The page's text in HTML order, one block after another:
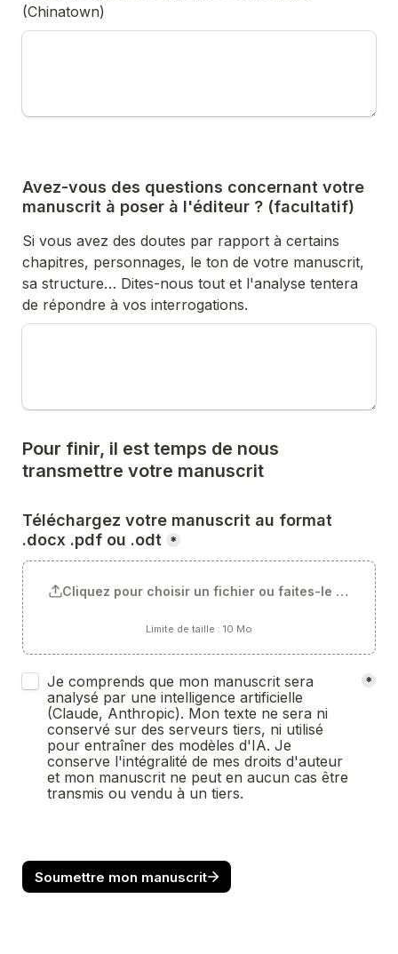
(Chinatown)
Avez-vous des questions concernant votre
manuscrit à poser à l'éditeur ? (facultatif)
Si vous avez des doutes par rapport à certains
chapitres, personnages, le ton de votre manuscrit,
sa structure… Dites-nous tout et l'analyse tentera
de répondre à vos interrogations.
Pour finir, il est temps de nous
transmettre votre manuscrit
.docx .pdf ou .odt
*
Cliquez pour choisir un fichier ou faites-le glisser ici
Limite de taille : 10 Mo
Untitled checkboxes field
Je comprends que mon manuscrit sera
analysé par une intelligence artificielle
(Claude, Anthropic). Mon texte ne sera ni
conservé sur des serveurs tiers, ni utilisé
pour entraîner des modèles d'IA. Je
conserve l'intégralité de mes droits d'auteur
et mon manuscrit ne peut en aucun cas être
transmis ou vendu à un tiers.
*
Soumettre mon manuscrit